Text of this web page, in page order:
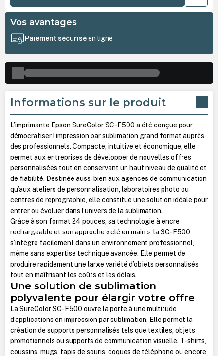
Vos avantages
Paiement sécuriséen ligne
Informations sur le produit
L’imprimante Epson SureColor SC-F500 a été conçue pour
démocratiser l’impression par sublimation grand format auprès
des professionnels. Compacte, intuitive et économique, elle
permet aux entreprises de développer de nouvelles offres
personnalisées tout en conservant un haut niveau de qualité et
de fiabilité. Destinée aussi bien aux agences de communication
qu’aux ateliers de personnalisation, laboratoires photo ou
centres de reprographie, elle constitue une solution idéale pour
entrer ou évoluer dans l’univers de la sublimation.
Grâce à son format 24 pouces, sa technologie à encre
rechargeable et son approche « clé en main », la SC-F500
s’intègre facilement dans un environnement professionnel,
même sans expertise technique avancée. Elle permet de
produire rapidement une large variété d’objets personnalisés
tout en maîtrisant les coûts et les délais.
Une solution de sublimation
polyvalente pour élargir votre offre
La SureColor SC-F500 ouvre la porte à une multitude
d’applications en impression par sublimation. Elle permet la
création de supports personnalisés tels que textiles, objets
promotionnels ou supports de communication visuelle. T-shirts,
coussins, mugs, tapis de souris, coques de téléphone ou encore